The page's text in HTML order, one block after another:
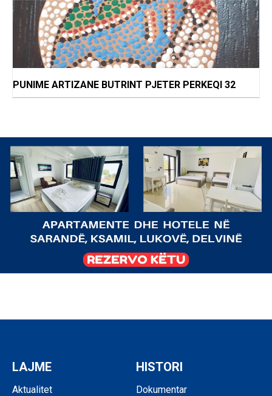
PUNIME ARTIZANE BUTRINT PJETER PERKEQI 32
LAJME
Aktualitet
HISTORI
Dokumentar